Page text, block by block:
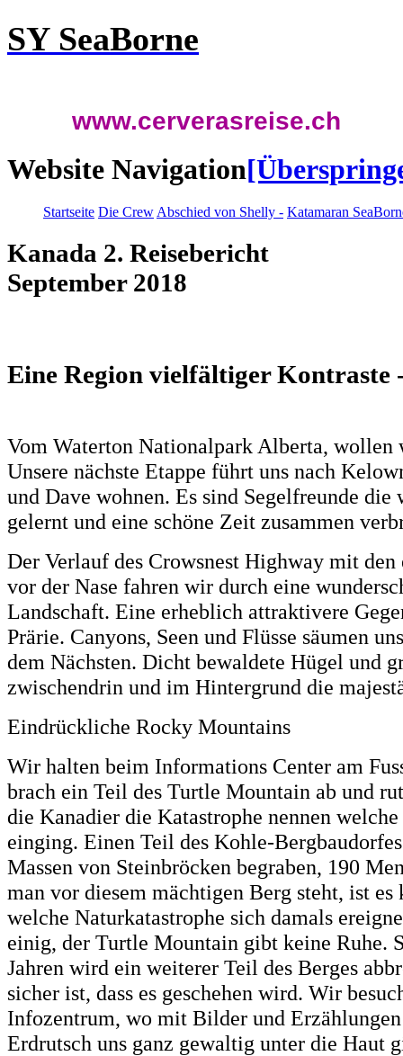
SY SeaBorne
www.cerverasreise.ch
Website Navigation
Startseite Die Crew Abschied von Shelly - Katamaran
Kanada 2.
September 2018
Eine Region vielfältiger
Vom Waterton Nationalpark Alberta, wollen
Unsere nächste Etappe führt uns nach
und Dave wohnen. Es sind Segelfreunde
gelernt und eine schöne Zeit zusammen
Der Verlauf des Crowsnest Highway mit
vor der Nase fahren wir durch eine
Landschaft. Eine erheblich attraktivere
Prärie. Canyons, Seen und Flüsse säumen
dem Nächsten. Dicht bewaldete Hügel und
zwischendrin und im Hintergrund die
Eindrückliche Rocky Mountains
Wir halten beim Informations Center am
brach ein Teil des Turtle Mountain ab und
die Kanadier die Katastrophe nennen
einging. Einen Teil des Kohle-
Massen von Steinbröcken begraben, 190
man vor diesem mächtigen Berg steht, ist es
welche Naturkatastrophe sich damals
einig, der Turtle Mountain gibt keine Ruhe.
Jahren wird ein weiterer Teil des Berges
sicher ist, dass es geschehen wird. Wir
Infozentrum, wo mit Bilder und
Erdrutsch uns ganz gewaltig unter die Haut